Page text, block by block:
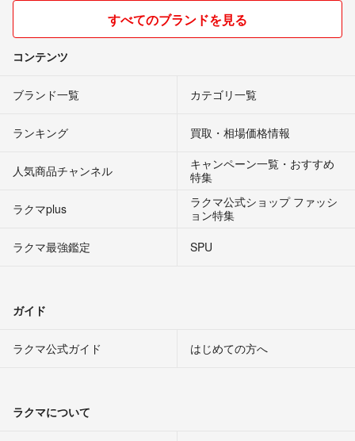
すべてのブランドを見る
コンテンツ
ブランド一覧 カテゴリ一覧
ランキング 買取・相場価格情報
人気商品チャンネル
キャンペーン一覧・おすすめ
特集
ラクマplus
ラクマ公式ショップ ファッシ
ョン特集
ラクマ最強鑑定
SPU
ガイド
ラクマ公式ガイド はじめての方へ
ラクマについて